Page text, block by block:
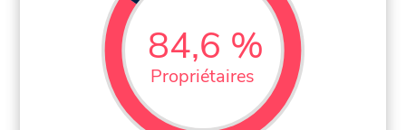
84,6 %
Propriétaires